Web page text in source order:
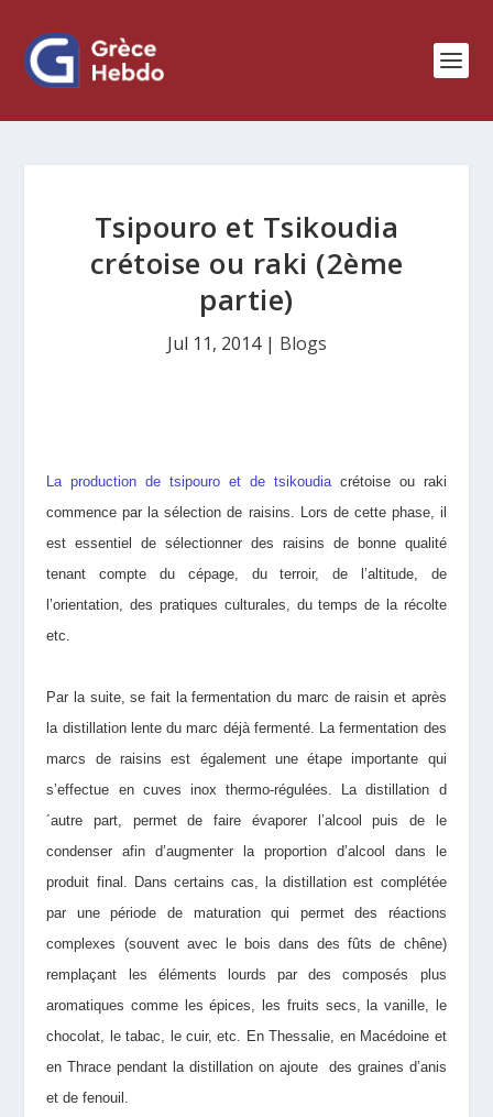
Tsipouro et Tsikoudia
crétoise ou raki (2ème
partie)
Jul 11, 2014| Blogs
La production de tsipouro et de tsikoudiacrétoise ou raki
commence par la sélection de raisins. Lors de cette phase, il
est essentiel de sélectionner des raisins de bonne qualité
tenant compte du cépage, du terroir, de l’altitude, de
l’orientation, des pratiques culturales, du temps de la récolte
etc.
Par la suite, se fait la fermentation du marc de raisin et après
la distillation lente du marc déjà fermenté. La fermentation des
marcs de raisins est également une étape importante qui
s’effectue en cuves inox thermo-régulées. La distillation d
´autre part, permet de faire évaporer l’alcool puis de le
condenser afin d’augmenter la proportion d’alcool dans le
produit final. Dans certains cas, la distillation est complétée
par une période de maturation qui permet des réactions
complexes (souvent avec le bois dans des fûts de chêne)
remplaçant les éléments lourds par des composés plus
aromatiques comme les épices, les fruits secs, la vanille, le
chocolat, le tabac, le cuir, etc. En Thessalie, en Macédoine et
en Thrace pendant la distillation on ajoute des graines d’anis
et de fenouil.